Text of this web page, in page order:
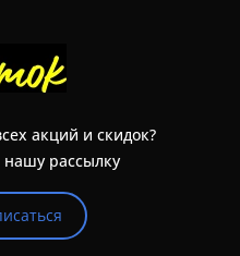
акций и скидок?
рассылку